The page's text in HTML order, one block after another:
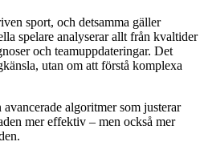
sport, och detsamma gäller
spelare analyserar allt från kvaltider
och teamuppdateringar. Det
utan om att förstå komplexa
algoritmer som justerar
mer effektiv – men också mer